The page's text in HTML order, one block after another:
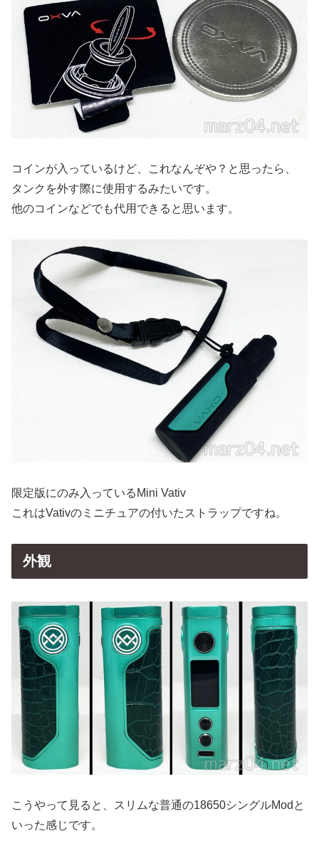
コインが入っているけど、これなんぞや？と思ったら、
タンクを外す際に使用するみたいです。
他のコインなどでも代用できると思います。
限定版にのみ入っているMini Vativ
これはVativのミニチュアの付いたストラップですね。
外観
こうやって見ると、スリムな普通の18650シングルModと
いった感じです。